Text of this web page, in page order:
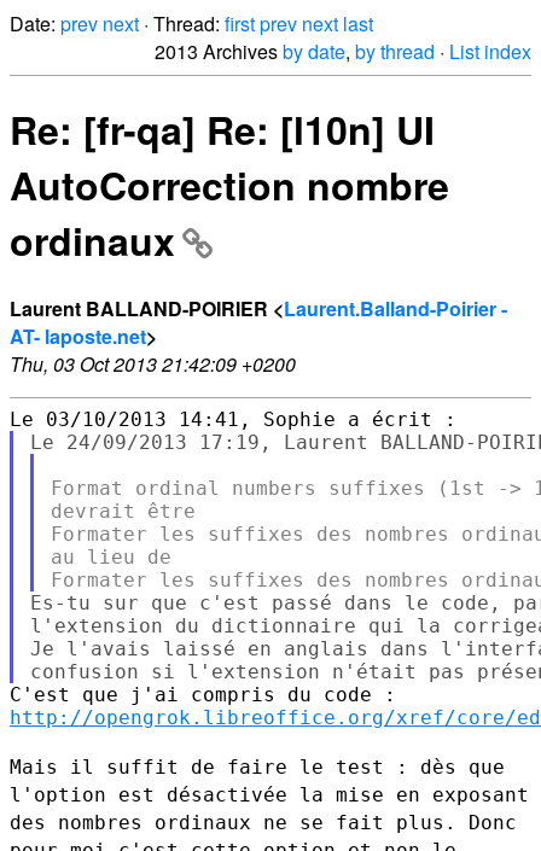
Date: prev next · Thread: firstprev next last
2013 Archivesby date, by thread · List index
Re: [fr-qa] Re: [l10n] UI
AutoCorrection nombre
ordinaux
Laurent BALLAND-POIRIER <Laurent.Balland-Poirier -
AT- laposte.net>
Thu, 03 Oct 2013 21:42:09 +0200
Format ordinal numbers suffixes (1st ->
devrait être
Formater les suffixes des nombres
au lieu de
Es-tu sur que c'est passé dans le code,
l'extension du dictionnaire qui la
Je l'avais laissé en anglais dans
http://opengrok.libreoffice.org/xref/core/
Mais il suffit de faire le test : dès que
l'option est désactivée la mise en exposant
des nombres ordinaux ne se fait plus. Donc